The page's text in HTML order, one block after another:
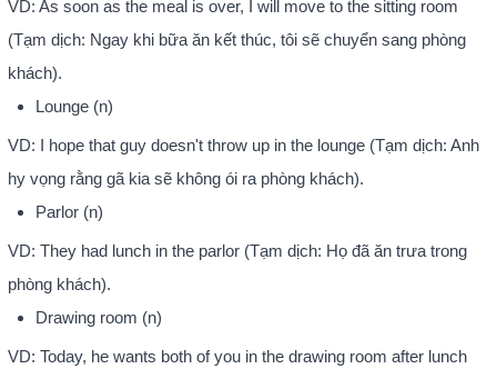
VD: As soon as the meal is over, I will move to the sitting room
(Tạm dịch: Ngay khi bữa ăn kết thúc, tôi sẽ chuyển sang phòng
khách).
Lounge (n)
VD: I hope that guy doesn't throw up in the lounge (Tạm dịch: Anh
hy vọng rằng gã kia sẽ không ói ra phòng khách).
Parlor (n)
VD: They had lunch in the parlor (Tạm dịch: Họ đã ăn trưa trong
phòng khách).
Drawing room (n)
VD: Today, he wants both of you in the drawing room after lunch